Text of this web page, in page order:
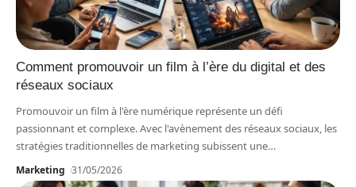
Comment promouvoir un film à l’ère du digital et des
réseaux sociaux
Promouvoir un film à l'ère numérique représente un défi
passionnant et complexe. Avec l'avènement des réseaux sociaux, les
stratégies traditionnelles de marketing subissent une…
Marketing 31/05/2026